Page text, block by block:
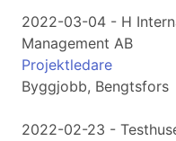
2022-03-04 - H
Management AB
Projektledare
Byggjobb, Bengtsfors
2022-02-23 -